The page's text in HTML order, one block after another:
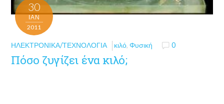
30
ΙΑΝ
2011
ΗΛΕΚΤΡΟΝΙΚΆ/ΤΕΧΝΟΛΟΓΊΑ κιλό,Φυσική 0
Πόσο ζυγίζει ένα κιλό;